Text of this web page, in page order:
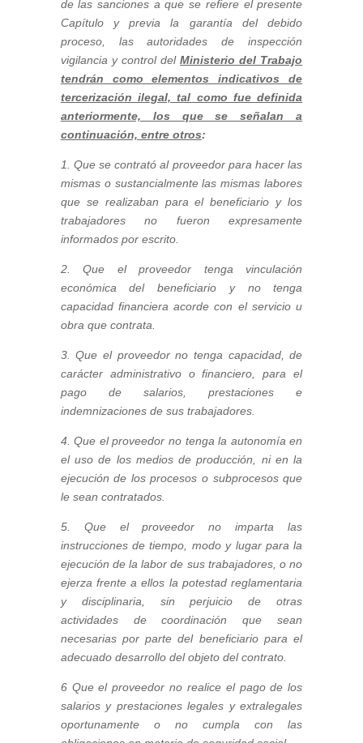
de las sanciones a que se refiere el presente
Capítulo y previa la garantía del debido
proceso, las autoridades de inspección
vigilancia y control delMinisterio del Trabajo
tendrán como elementos indicativos de
tercerización ilegal, tal como fue definida
anteriormente, los que se señalan a
continuación, entre otros:
1. Que se contrató al proveedor para hacer las
mismas o sustancialmente las mismas labores
que se realizaban para el beneficiario y los
trabajadores no fueron expresamente
informados por escrito.
2. Que el proveedor tenga vinculación
económica del beneficiario y no tenga
capacidad financiera acorde con el servicio u
obra que contrata.
3. Que el proveedor no tenga capacidad, de
carácter administrativo o financiero, para el
pago de salarios, prestaciones e
indemnizaciones de sus trabajadores.
4. Que el proveedor no tenga la autonomía en
el uso de los medios de producción, ni en la
ejecución de los procesos o subprocesos que
le sean contratados.
5. Que el proveedor no imparta las
instrucciones de tiempo, modo y lugar para la
ejecución de la labor de sus trabajadores, o no
ejerza frente a ellos la potestad reglamentaria
y disciplinaria, sin perjuicio de otras
actividades de coordinación que sean
necesarias por parte del beneficiario para el
adecuado desarrollo del objeto del contrato.
6 Que el proveedor no realice el pago de los
salarios y prestaciones legales y extralegales
oportunamente o no cumpla con las